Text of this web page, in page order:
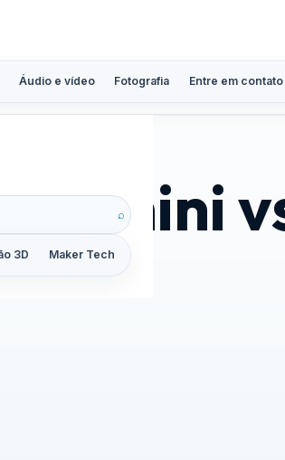
Áudio e vídeo Fotografia Entre em contato
⌕
3D Maker Tech
mini